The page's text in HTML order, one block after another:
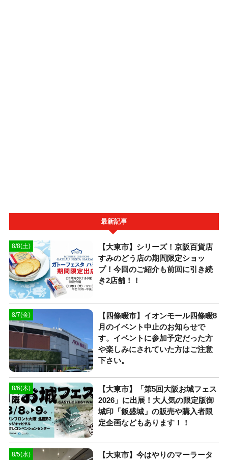
最新記事
8/8(土)
【大東市】シリーズ！京阪百貨店
すみのどう店の期間限定ショッ
プ！今回のご紹介も前回に引き続
き2店舗！！
8/7(金)
【四條畷市】イオンモール四條畷8
月のイベント中止のお知らせで
す。イベントに参加予定だった方
や楽しみにされていた方はご注意
下さい。
8/6(木)
【大東市】「第5回大阪お城フェス
2026」に出展！大人気の限定版御
城印「飯盛城」の販売や購入者限
定企画などもあります！！
8/5(水)
【大東市】今はやりのマーラータ